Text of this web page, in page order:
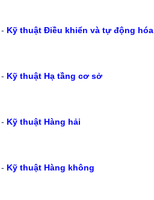
- Kỹ thuật Điều khiển và tự động hóa
- Kỹ thuật Hạ tầng cơ sở
- Kỹ thuật Hàng hải
- Kỹ thuật Hàng không